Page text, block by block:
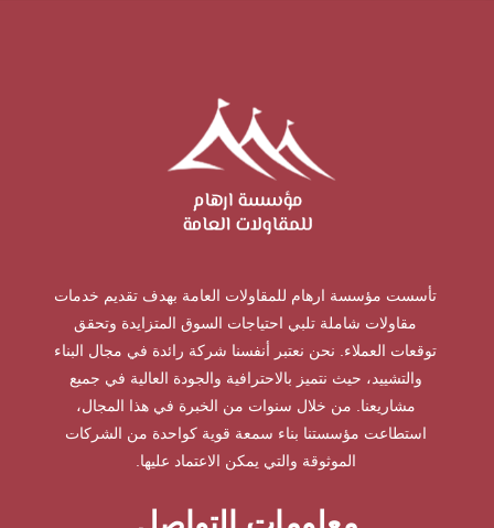
تأسست مؤسسة ارهام للمقاولات العامة بهدف تقديم خدمات
مقاولات شاملة تلبي احتياجات السوق المتزايدة وتحقق
توقعات العملاء. نحن نعتبر أنفسنا شركة رائدة في مجال البناء
والتشييد، حيث نتميز بالاحترافية والجودة العالية في جميع
مشاريعنا. من خلال سنوات من الخبرة في هذا المجال،
استطاعت مؤسستنا بناء سمعة قوية كواحدة من الشركات
الموثوقة والتي يمكن الاعتماد عليها.